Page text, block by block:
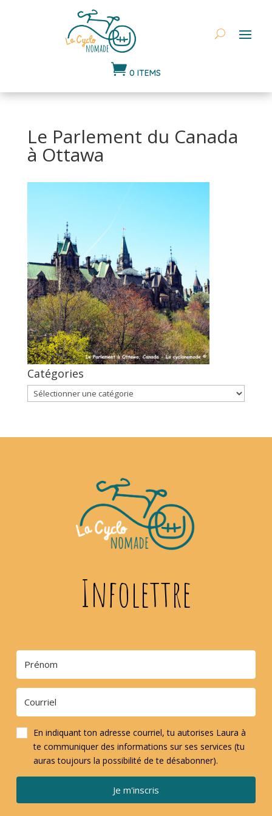
 0 ITEMS
Le Parlement du Canada
à Ottawa
Catégories
Catégories
Infolettre
En indiquant ton adresse courriel, tu autorises Laura à
te communiquer des informations sur ses services (tu
auras toujours la possibilité de te désabonner).
Je m'inscris